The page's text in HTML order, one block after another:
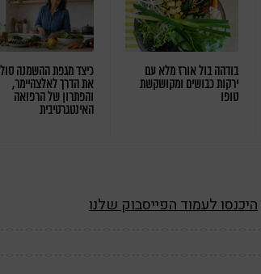
בודהה בול אורז מלא עם
ירקות כבושים ומקושקשת
טופו
כיצד מגפת ההשמנה
את הדרך לאלצהיימר,
והפתרון של הרפואה
האינטגרטיבית
היכנסו לעמוד הפייסבוק שלנו